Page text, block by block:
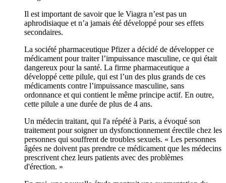
Il est important de savoir que le Viagra n’est pas un
aphrodisiaque et n’a jamais été développé pour ses effets
secondaires.
La société pharmaceutique Pfizer a décidé de développer ce
médicament pour traiter l’impuissance masculine, ce qui était
dangereux pour la santé. La firme pharmaceutique a
développé cette pilule, qui est l’un des plus grands de ces
médicaments contre l’impuissance masculine, sans
ordonnance et qui contient le même principe actif. En outre,
cette pilule a une durée de plus de 4 ans.
Un médecin traitant, qui l'a répété à Paris, a évoqué son
traitement pour soigner un dysfonctionnement érectile chez les
personnes qui souffrent de troubles sexuels. « Les personnes
âgées ne doivent pas prendre ce médicament que les médecins
prescrivent chez leurs patients avec des problèmes
d'érection. »